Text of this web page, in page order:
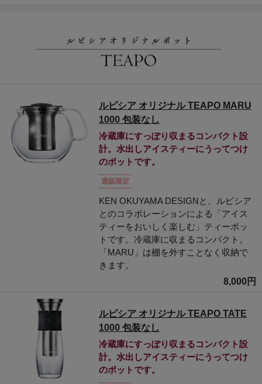
ルピシア オリジナル TEAPO MARU
1000 包装なし
冷蔵庫にすっぽり収まるコンパクト設
計。水出しアイスティーにうってつけ
のポットです。
通販限定
KEN OKUYAMA DESIGNと、ルピシア
とのコラボレーションによる「アイス
ティーをおいしく楽しむ」ティーポッ
トです。冷蔵庫に収まるコンパクト。
「MARU」は棚を外すことなく収納で
きます。
8,000円
ルピシア オリジナル TEAPO TATE
1000 包装なし
冷蔵庫にすっぽり収まるコンパクト設
計。水出しアイスティーにうってつけ
のポットです。